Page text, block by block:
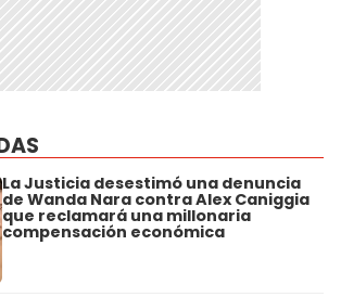
La Justicia desestimó una denuncia
de Wanda Nara contra Alex Caniggia
que reclamará una millonaria
compensación económica